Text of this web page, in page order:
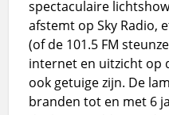
spectaculaire
afstemt op Sky Radio,
(of de 101.5 FM
internet en uitzicht op
ook getuige zijn. De
branden tot en met 6